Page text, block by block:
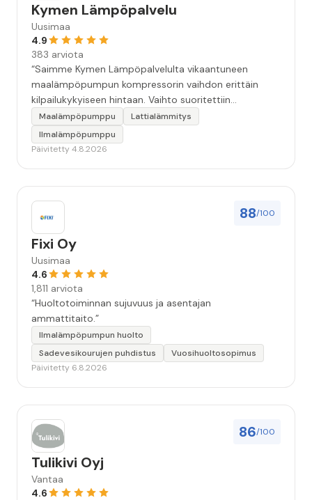
Kymen Lämpöpalvelu
Uusimaa
4.9
383 arviota
“Saimme Kymen Lämpöpalvelulta vikaantuneen
maalämpöpumpun kompressorin vaihdon erittäin
kilpailukykyiseen hintaan. Vaihto suoritettiin
ammattitaidolla ja ystävällisellä palveluasenteella.
Samalla käynnillä huomattu pikkuvika korjattiin myös.
Jäi tunne että oltiin aidosti kiinnostuneita siitä, että
Maalämpöpumppu
Lattialämmitys
Ilmalämpöpumppu
Päivitetty 4.8.2026
88/100
Fixi Oy
Uusimaa
4.6
1,811 arviota
“Huoltotoiminnan sujuvuus ja asentajan
ammattitaito.”
Ilmalämpöpumpun huolto
Sadevesikourujen puhdistus
Vuosihuoltosopimus
Päivitetty 6.8.2026
86/100
Tulikivi Oyj
Vantaa
4.6